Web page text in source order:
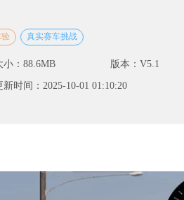
真实赛车挑战
小：88.6MB 版本：V5.1
新时间：2025-10-01 01:10:20